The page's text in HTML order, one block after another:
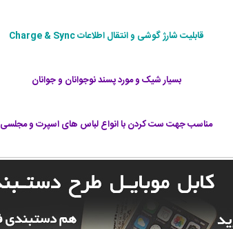
قابلیت شارژ گوشی و انتقال اطلاعات Charge & Sync
بسیار شیک و مورد پسند نوجوانان و جوانان
مناسب جهت ست کردن با انواع لباس های اسپرت و مجلسی